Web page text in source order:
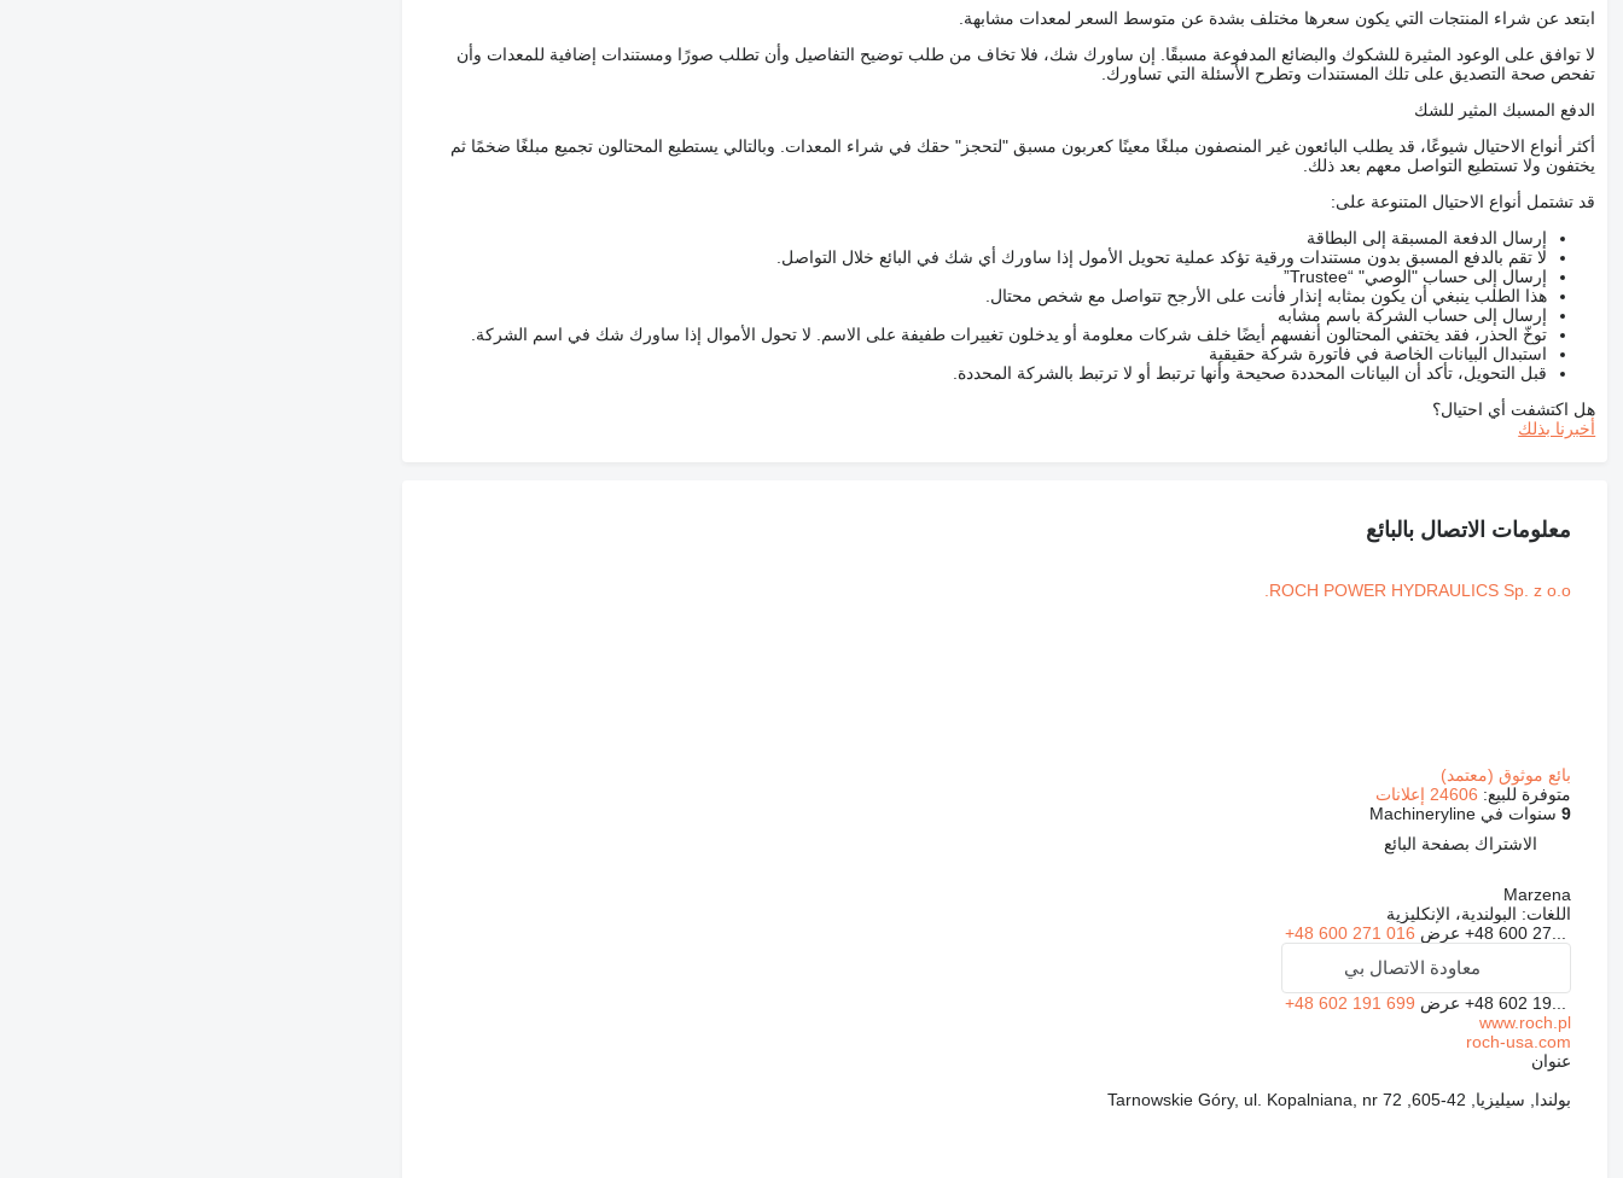
ابتعد عن شراء المنتجات التي يكون سعرها مختلف بشدة عن متوسط السعر لمعدات مشابهة.
لا توافق على الوعود المثيرة للشكوك والبضائع المدفوعة مسبقًا. إن ساورك شك، فلا تخاف من طلب توضيح التفاصيل وأن تطلب صورًا ومستندات إضافية للمعدات وأن
تفحص صحة التصديق على تلك المستندات وتطرح الأسئلة التي تساورك.
الدفع المسبك المثير للشك
أكثر أنواع الاحتيال شيوعًا، قد يطلب البائعون غير المنصفون مبلغًا معينًا كعربون مسبق "لتحجز" حقك في شراء المعدات. وبالتالي يستطيع المحتالون تجميع مبلغًا ضخمًا ثم
يختفون ولا تستطيع التواصل معهم بعد ذلك.
قد تشتمل أنواع الاحتيال المتنوعة على:
إرسال الدفعة المسبقة إلى البطاقة
لا تقم بالدفع المسبق بدون مستندات ورقية تؤكد عملية تحويل الأمول إذا ساورك أي شك في البائع خلال التواصل.
إرسال إلى حساب "الوصي" “Trustee”
هذا الطلب ينبغي أن يكون بمثابه إنذار فأنت على الأرجح تتواصل مع شخص محتال.
إرسال إلى حساب الشركة باسم مشابه
توخّ الحذر، فقد يختفي المحتالون أنفسهم أيضًا خلف شركات معلومة أو يدخلون تغييرات طفيفة على الاسم. لا تحول الأموال إذا ساورك شك في اسم الشركة.
استبدال البيانات الخاصة في فاتورة شركة حقيقية
قبل التحويل، تأكد أن البيانات المحددة صحيحة وأنها ترتبط أو لا ترتبط بالشركة المحددة.
هل اكتشفت أي احتيال؟
أخبرنا بذلك
معلومات الاتصال بالبائع
ROCH POWER HYDRAULICS Sp. z o.o.
بائع موثوق (معتمد)
متوفرة للبيع: 24606 إعلانات
9سنوات في Machineryline
الاشتراك بصفحة البائع
Marzena
اللغات: البولندية، الإنكليزية
+48 600 27... عرض +48 600 271 016
معاودة الاتصال بي
+48 602 19... عرض +48 602 191 699
www.roch.pl
roch-usa.com
عنوان
بولندا, سيليزيا, 42-605, Tarnowskie Góry, ul. Kopalniana, nr 72